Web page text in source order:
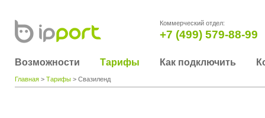
Коммерческий отдел:
+7 (499) 579-88-99
Возможности Тарифы Как подключить
Главная > Тарифы > Свазиленд